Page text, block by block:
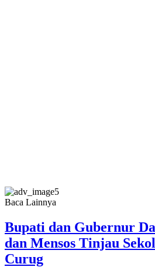
Baca Lainnya
Bupati dan Gubernur
dan Mensos Tinjau
Curug